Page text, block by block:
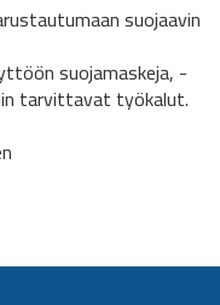
suojaavin
suojamaskeja, -
tarvittavat työkalut.